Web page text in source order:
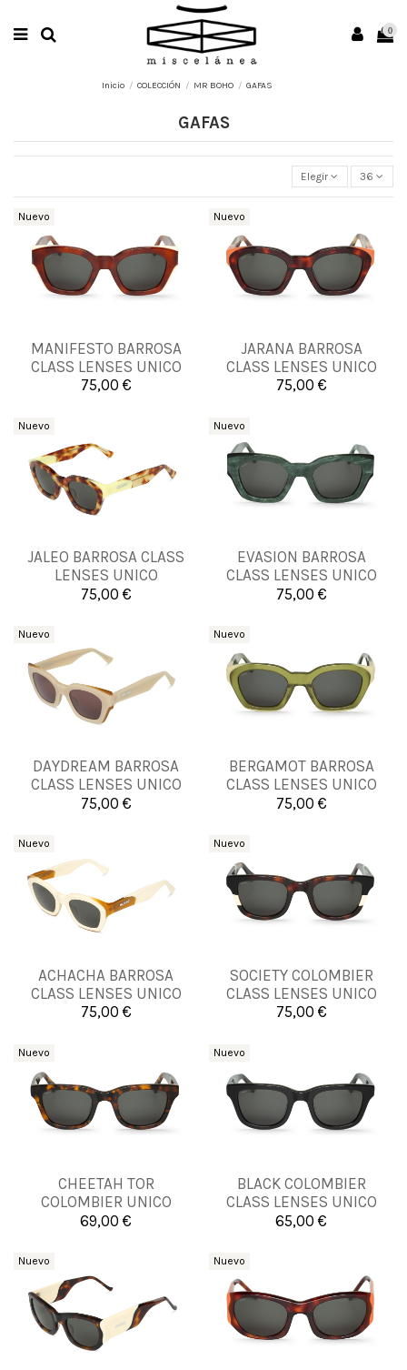
0
Inicio COLECCIÓN MR BOHO GAFAS
GAFAS
Elegir 36
Nuevo
MANIFESTO BARROSA
CLASS LENSES UNICO
75,00 €
UNICA
Añadir al carrito
Nuevo
JARANA BARROSA
CLASS LENSES UNICO
75,00 €
UNICA
Añadir al carrito
Nuevo
JALEO BARROSA CLASS
LENSES UNICO
75,00 €
UNICA
Añadir al carrito
Nuevo
EVASION BARROSA
CLASS LENSES UNICO
75,00 €
UNICA
Añadir al carrito
Nuevo
DAYDREAM BARROSA
CLASS LENSES UNICO
75,00 €
UNICA
Añadir al carrito
Nuevo
BERGAMOT BARROSA
CLASS LENSES UNICO
75,00 €
UNICA
Añadir al carrito
Nuevo
ACHACHA BARROSA
CLASS LENSES UNICO
75,00 €
UNICA
Añadir al carrito
Nuevo
SOCIETY COLOMBIER
CLASS LENSES UNICO
75,00 €
UNICA
Añadir al carrito
Nuevo
CHEETAH TOR
COLOMBIER UNICO
69,00 €
UNICA
Añadir al carrito
Nuevo
BLACK COLOMBIER
CLASS LENSES UNICO
65,00 €
UNICA
Añadir al carrito
Nuevo Nuevo